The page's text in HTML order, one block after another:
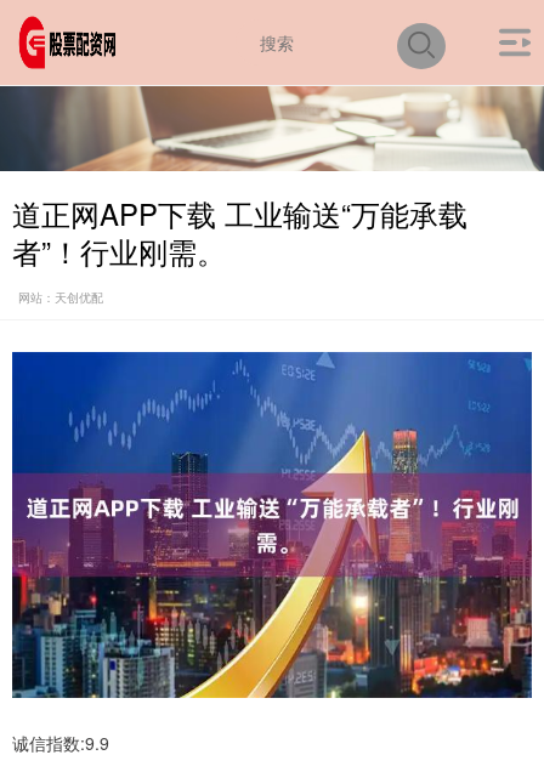
道正网APP下载 工业输送“万能承载
者”！行业刚需。
网站：天创优配
诚信指数:9.9